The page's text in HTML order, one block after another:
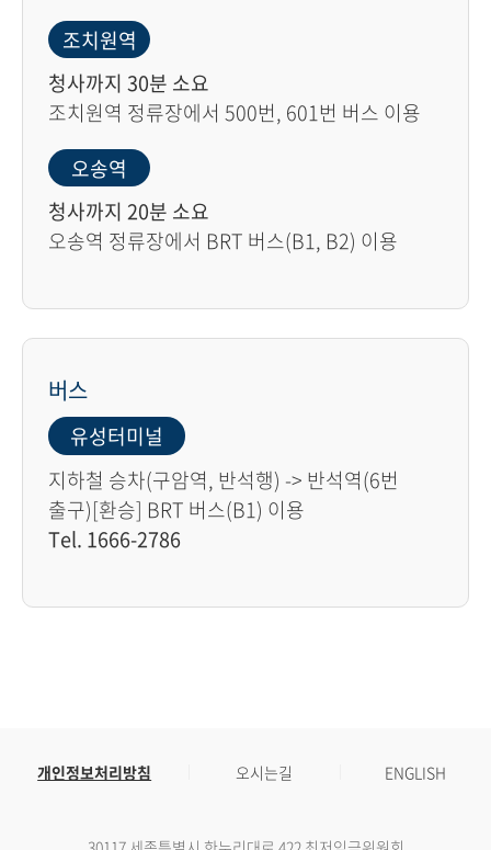
조치원역
청사까지 30분 소요
조치원역 정류장에서 500번, 601번 버스 이용
오송역
청사까지 20분 소요
오송역 정류장에서 BRT 버스(B1, B2) 이용
버스
유성터미널
지하철 승차(구암역, 반석행) -> 반석역(6번
출구)[환승] BRT 버스(B1) 이용
Tel. 1666-2786
개인정보처리방침 오시는길 ENGLISH